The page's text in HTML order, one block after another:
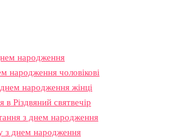
народження
народження чоловікові
народження жінці
в Різдвяний святвечір
з днем народження
з днем народження